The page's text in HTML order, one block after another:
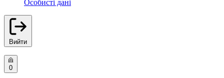
Особисті дані
Вийти
0